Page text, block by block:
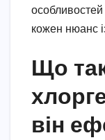
кожен нюанс
Що
він